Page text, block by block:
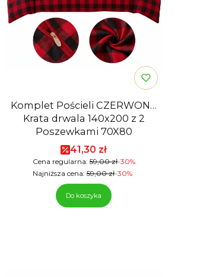
Komplet Pościeli CZERWONA
Krata drwala 140x200 z 2
Poszewkami 70X80
Cena promocyjna
41,30 zł
Cena regularna: 59,00 zł-30%
Najniższa cena: 59,00 zł-30%
Do koszyka